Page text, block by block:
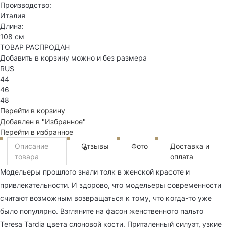
Производство:
Италия
Длина:
108 см
ТОВАР РАСПРОДАН
Добавить в корзину можно и без размера
RUS
44
46
48
Перейти в корзину
Добавлен в "Избранное"
Перейти в избранное
Описание
товара
Отзывы
0 Фото
Доставка и
оплата
Модельеры прошлого знали толк в женской красоте и
привлекательности. И здорово, что модельеры современности
считают возможным возвращаться к тому, что когда-то уже
было популярно. Взгляните на фасон женственного пальто
Teresa Tardia цвета слоновой кости. Приталенный силуэт, узкие